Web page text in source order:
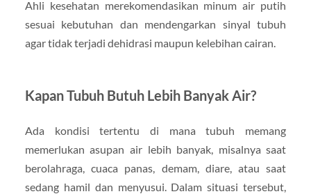
Ahli kesehatan merekomendasikan minum air putih
sesuai kebutuhan dan mendengarkan sinyal tubuh
agar tidak terjadi dehidrasi maupun kelebihan cairan.
Kapan Tubuh Butuh Lebih Banyak Air?
Ada kondisi tertentu di mana tubuh memang
memerlukan asupan air lebih banyak, misalnya saat
berolahraga, cuaca panas, demam, diare, atau saat
sedang hamil dan menyusui. Dalam situasi tersebut,